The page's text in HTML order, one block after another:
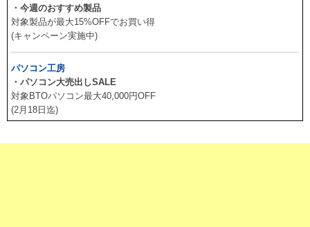
・今週のおすすめ製品
対象製品が最大15%OFFでお買い得
(キャンペーン実施中)
パソコン工房
・パソコン大売出しSALE
対象BTOパソコン最大40,000円OFF
(2月18日迄)